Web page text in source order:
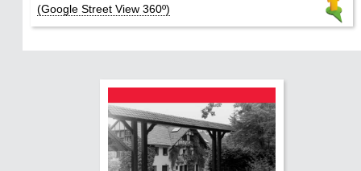
(Google Street View 360º)